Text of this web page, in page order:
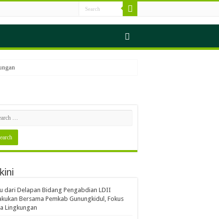
dari Delapan Bidang Pengabdian LDII
Bersama Pemkab Gunungkidul, Fokus
Lingkungan